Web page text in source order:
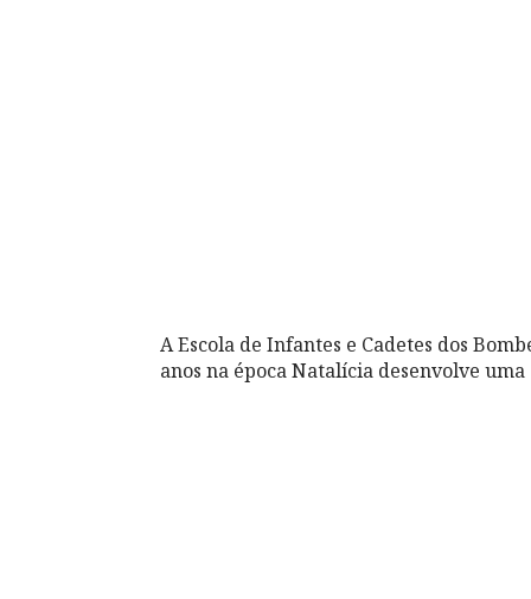
A Escola de Infantes e Cadetes dos
anos na época Natalícia desenvolve